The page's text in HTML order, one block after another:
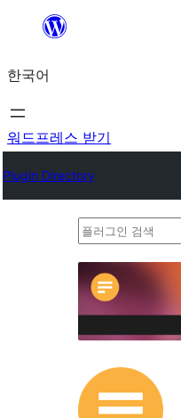
츠
로
바
가
한국어
워드프레스 받기
Plugin Directory
플
그
인
검